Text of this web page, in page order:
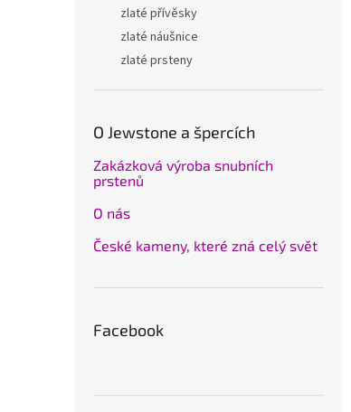
zlaté přívěsky
zlaté náušnice
zlaté prsteny
O Jewstone a špercích
Zakázková výroba snubních
prstenů
O nás
České kameny, které zná celý svět
Facebook